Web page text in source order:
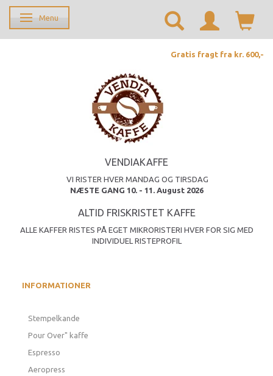
Skifte navigation
Menu
Gratis fragt fra kr. 600,-
VENDIAKAFFE
VI RISTER HVER MANDAG OG TIRSDAG
NÆSTE GANG 10. - 11. August 2026
ALTID FRISKRISTET KAFFE
ALLE KAFFER RISTES PÅ EGET MIKRORISTERI HVER FOR SIG MED
INDIVIDUEL RISTEPROFIL
INFORMATIONER
Stempelkande
Pour Over" kaffe
Espresso
Aeropress